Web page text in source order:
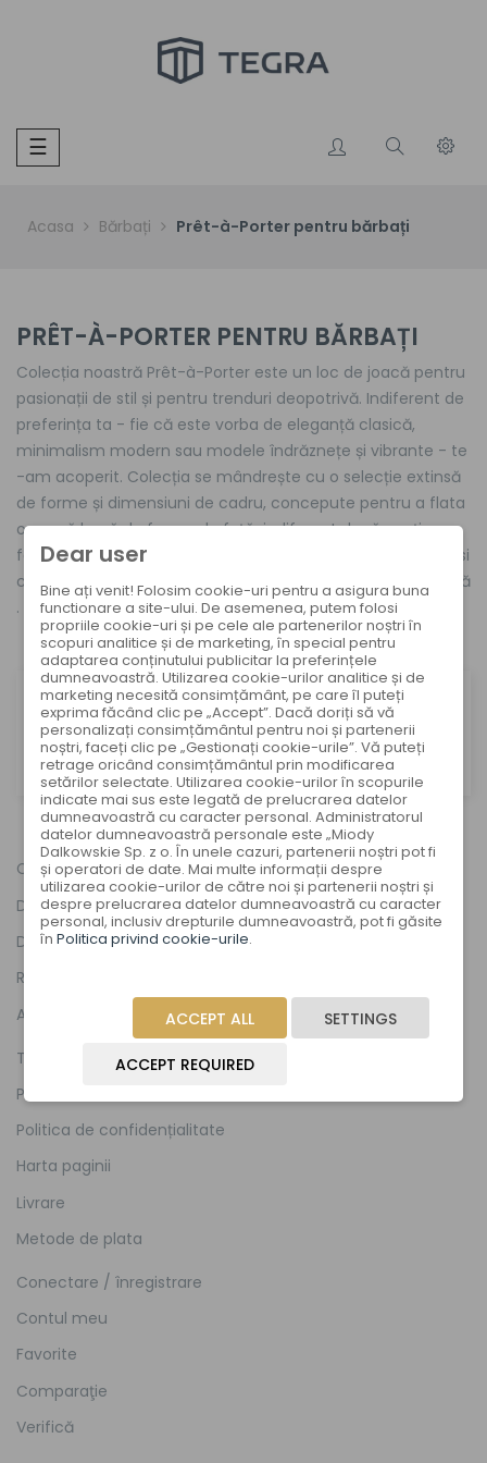
Toggle
navigation
☰
Acasa Bărbați Prêt-à-Porter pentru bărbați
PRÊT-À-PORTER PENTRU BĂRBAȚI
Colecția noastră Prêt-à-Porter este un loc de joacă pentru
pasionații de stil și pentru trenduri deopotrivă. Indiferent de
preferința ta - fie că este vorba de eleganță clasică,
minimalism modern sau modele îndrăznețe și vibrante - te
-am acoperit. Colecția se mândrește cu o selecție extinsă
de forme și dimensiuni de cadru, concepute pentru a flata
o gamă largă de forme de față-indiferent dacă aveți o
față rotundă, ovală, pătrată sau în formă de inimă, veți găsi
cadrul perfect pentru a vă îmbunătăți frumusețea naturală
.
We currently have no products in this category for
sale.
Check other products in theparent category
Colecții
Despre noi
Declarația de conformitate a UE
Reclamații
A lua legatura
Termeni și condiții
Politica cookie -urilor
Politica de confidențialitate
Harta paginii
Livrare
Metode de plata
Conectare / înregistrare
Contul meu
Favorite
Comparaţie
Verifică
Dear user
Bine ați venit! Folosim cookie-uri pentru a asigura buna
functionare a site-ului. De asemenea, putem folosi
propriile cookie-uri și pe cele ale partenerilor noștri în
scopuri analitice și de marketing, în special pentru
adaptarea conținutului publicitar la preferințele
dumneavoastră. Utilizarea cookie-urilor analitice și de
marketing necesită consimțământ, pe care îl puteți
exprima făcând clic pe „Accept”. Dacă doriți să vă
personalizați consimțământul pentru noi și partenerii
noștri, faceți clic pe „Gestionați cookie-urile”. Vă puteți
retrage oricând consimțământul prin modificarea
setărilor selectate. Utilizarea cookie-urilor în scopurile
indicate mai sus este legată de prelucrarea datelor
dumneavoastră cu caracter personal. Administratorul
datelor dumneavoastră personale este „Miody
Dalkowskie Sp. z o. În unele cazuri, partenerii noștri pot fi
și operatori de date. Mai multe informații despre
utilizarea cookie-urilor de către noi și partenerii noștri și
despre prelucrarea datelor dumneavoastră cu caracter
personal, inclusiv drepturile dumneavoastră, pot fi găsite
înPolitica privind cookie-urile.
SETTINGS
ACCEPT ALL
ACCEPT REQUIRED